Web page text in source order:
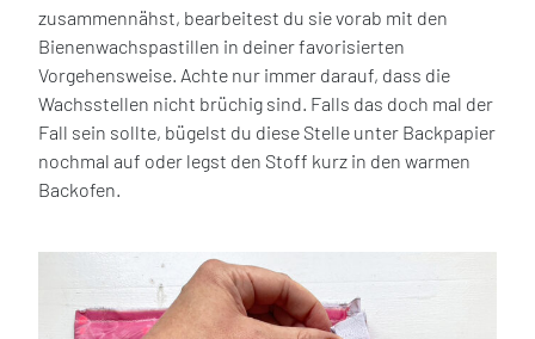
zusammennähst, bearbeitest du sie vorab mit den
Bienenwachspastillen in deiner favorisierten
Vorgehensweise. Achte nur immer darauf, dass die
Wachsstellen nicht brüchig sind. Falls das doch mal der
Fall sein sollte, bügelst du diese Stelle unter Backpapier
nochmal auf oder legst den Stoff kurz in den warmen
Backofen.